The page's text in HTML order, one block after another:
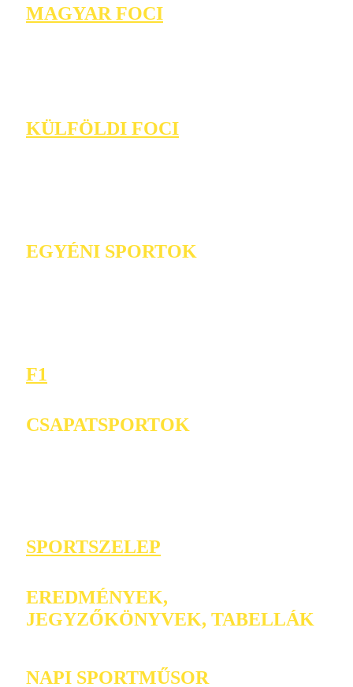
MAGYAR FOCI
KÜLFÖLDI FOCI
EGYÉNI SPORTOK
F1
CSAPATSPORTOK
SPORTSZELEP
EREDMÉNYEK,
JEGYZŐKÖNYVEK, TABELLÁK
NAPI SPORTMŰSOR